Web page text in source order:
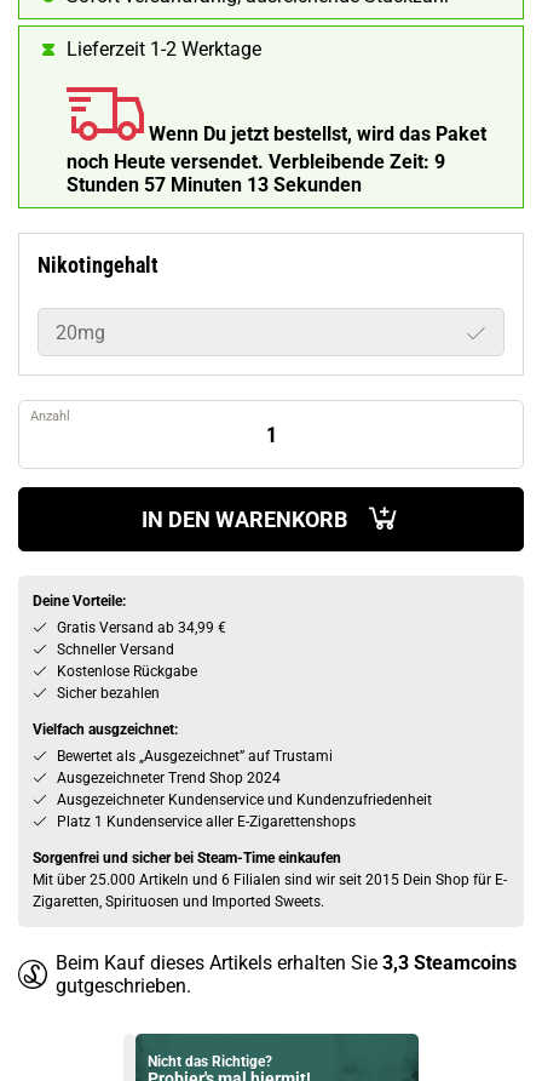
Lieferzeit 1-2 Werktage
Wenn Du jetzt bestellst, wird das Paket
noch Heute versendet. Verbleibende Zeit: 9
Stunden 57 Minuten 12 Sekunden
Nikotingehalt
20mg
Anzahl
IN DEN WARENKORB
Deine Vorteile:
Gratis Versand ab 34,99 €
Schneller Versand
Kostenlose Rückgabe
Sicher bezahlen
Vielfach ausgzeichnet:
Bewertet als „Ausgezeichnet” auf Trustami
Ausgezeichneter Trend Shop 2024
Ausgezeichneter Kundenservice und Kundenzufriedenheit
Platz 1 Kundenservice aller E-Zigarettenshops
Sorgenfrei und sicher bei Steam-Time einkaufen
Mit über 25.000 Artikeln und 6 Filialen sind wir seit 2015 Dein Shop für E-
Zigaretten, Spirituosen und Imported Sweets.
Beim Kauf dieses Artikels erhalten Sie 3,3 Steamcoins
gutgeschrieben.
Nicht das Richtige?